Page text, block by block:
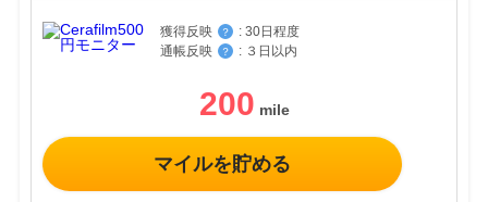
獲得反映 ？ : 30日程度
通帳反映
？ : ３日以内
200
マイルを貯める